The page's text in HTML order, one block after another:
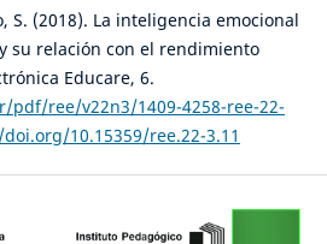
S. (2018). La inteligencia emocional
su relación con el rendimiento
Educare, 6.
pdf/ree/v22n3/1409-4258-ree-22-
10.15359/ree.22-3.11